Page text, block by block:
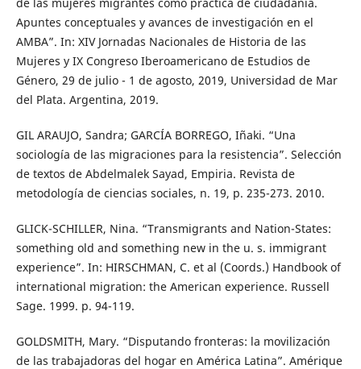
Apuntes conceptuales y avances de investigación en el
AMBA”. In: XIV Jornadas Nacionales de Historia de las
Mujeres y IX Congreso Iberoamericano de Estudios de
Género, 29 de julio - 1 de agosto, 2019, Universidad de Mar
del Plata. Argentina, 2019.
GIL ARAUJO, Sandra; GARCÍA BORREGO, Iñaki. “Una
sociología de las migraciones para la resistencia”. Selección
de textos de Abdelmalek Sayad, Empiria. Revista de
metodología de ciencias sociales, n. 19, p. 235-273. 2010.
GLICK-SCHILLER, Nina. “Transmigrants and Nation-States:
something old and something new in the u. s. immigrant
experience”. In: HIRSCHMAN, C. et al (Coords.) Handbook of
international migration: the American experience. Russell
Sage. 1999. p. 94-119.
GOLDSMITH, Mary. “Disputando fronteras: la movilización
de las trabajadoras del hogar en América Latina”. Amérique